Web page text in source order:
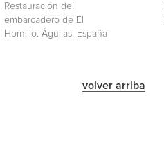
Restauración del
embarcadero de El
Hornillo. Águilas. España
volver arriba